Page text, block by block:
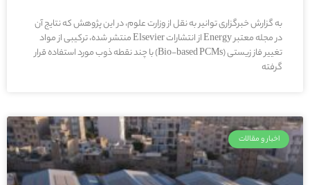
به گزارش خبرگزاری توانیر به نقل از وزارت علوم، در این پژوهش که نتایج آن
در مجله معتبر Energy از انتشارات Elsevier منتشر شده، ترکیبی از مواد
تغییر فاز زیستی (Bio-based PCMs) با چند نقطه ذوب مورد استفاده قرار
گرفته
اخبار و مقالات